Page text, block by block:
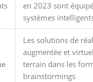
en 2023 sont
systèmes
Les solutions de
augmentée et
terrain dans les
brainstormings